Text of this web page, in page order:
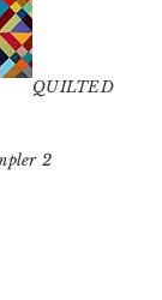
QUILTED